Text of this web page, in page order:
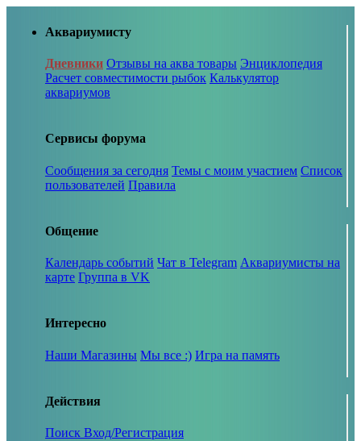
Аквариумисту
Дневники Отзывы на аква товары Энциклопедия
Расчет совместимости рыбок Калькулятор
аквариумов
Сервисы форума
Сообщения за сегодня Темы с моим участием Список
пользователей Правила
Общение
Календарь событий Чат в Telegram Аквариумисты на
карте Группа в VK
Интересно
Наши Магазины Мы все :) Игра на память
Действия
Поиск Вход/Регистрация